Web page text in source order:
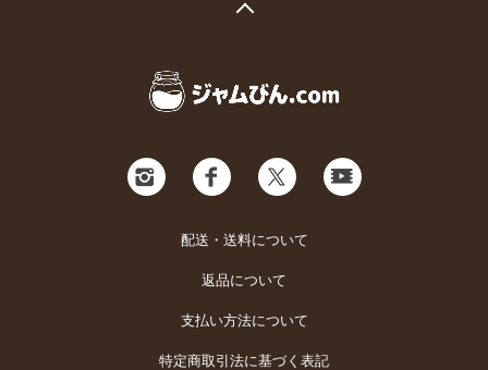
配送・送料について
返品について
支払い方法について
特定商取引法に基づく表記